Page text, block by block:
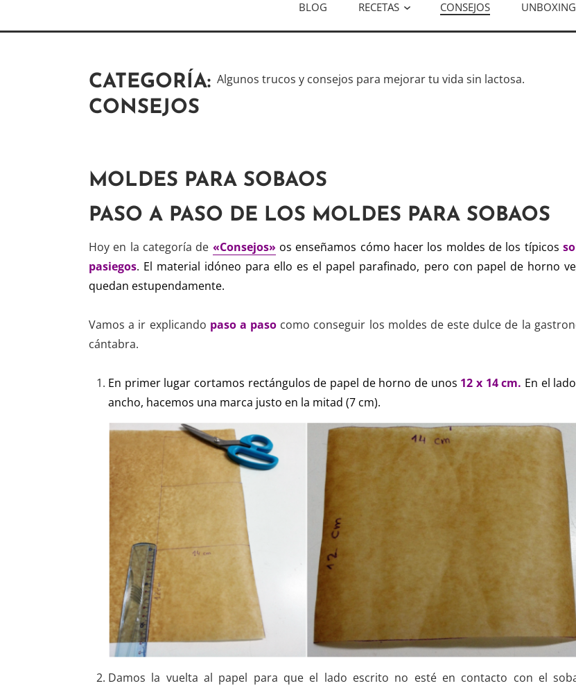
BLOG RECETAS CONSEJOS UNBOXING
CATEGORÍA:
CONSEJOS
Algunos trucos y consejos para mejorar tu vida sin lactosa.
MOLDES PARA SOBAOS
PASO A PASO DE LOS MOLDES PARA SOBAOS
Hoy en la categoría de «Consejos» os enseñamos cómo hacer los moldes de los típicos
pasiegos. El material idóneo para ello es el papel parafinado, pero con papel de horno
quedan estupendamente.
Vamos a ir explicando paso a paso como conseguir los moldes de este dulce de la
cántabra.
En primer lugar cortamos rectángulos de papel de horno de unos 12 x 14 cm. En el
ancho, hacemos una marca justo en la mitad (7 cm).
Damos la vuelta al papel para que el lado escrito no esté en contacto con el